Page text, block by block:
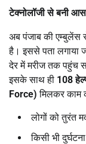
टेक्नोलॉजी से बनी
अब पंजाब की एम्बुलेंस
है। इससे पता लगाया
देर में मरीज तक पहुंच
इसके साथ ही 108
Force) मिलकर काम
लोगों को तुरंत
किसी भी